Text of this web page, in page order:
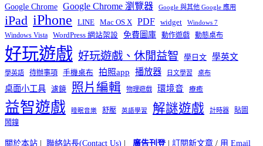
Google Chrome Google Chrome 瀏覽器 Google 與其他 Google 應用
iPad iPhone LINE Mac OS X PDF widget Windows 7
Windows Vista WordPress 網站架設 免費圖庫 動作遊戲 動態桌布
好玩遊戲 好玩遊戲、休閒益智 學日文 學英文
學英語 待辦事項 手機桌布 拍照app 播放器 日文學習 桌布
桌面小工具 濾鏡 照片編輯 物理遊戲 環境音 療癒
益智遊戲 睡眠音樂 舒壓 英語學習 解謎遊戲 計時器
貼圖
鬧鐘
關於本站 | 聯絡站長(Contact Us) | 廣告刊登| 訂閱新文章 / 用 Email